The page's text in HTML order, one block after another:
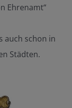
Ehrenamt“
auch schon in
Städten.